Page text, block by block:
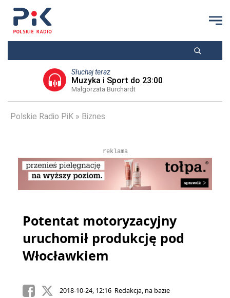
Słuchaj teraz
Muzyka i Sport do 23:00
Małgorzata Burchardt
Polskie Radio PiK Biznes
reklama
Potentat motoryzacyjny
uruchomił produkcję pod
Włocławkiem
2018-10-24, 12:16 Redakcja, na bazie